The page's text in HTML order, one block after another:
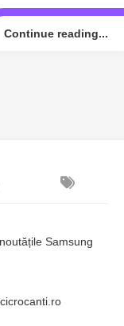
Continue reading...
Samsung